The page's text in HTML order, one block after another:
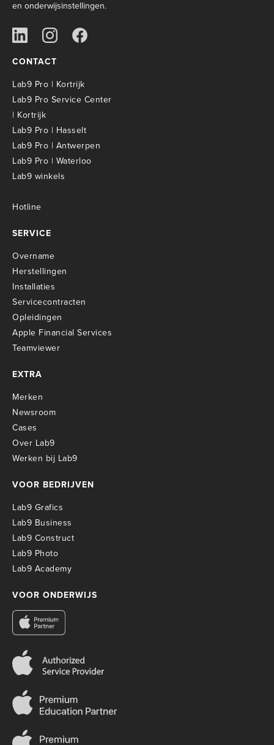
en onderwijsinstellingen.
CONTACT
Lab9 Pro | Kortrijk
Lab9 Pro Service Center
| Kortrijk
Lab9 Pro | Hasselt
Lab9 Pro | Antwerpen
Lab9 Pro | Waterloo
Lab9 winkels
Hotline
SERVICE
Overname
Herstellingen
Installaties
Servicecontracten
Opleidingen
Apple Financial Services
Teamviewer
EXTRA
Merken
Newsroom
Cases
Over Lab9
Werken bij Lab9
VOOR BEDRIJVEN
Lab9 Grafics
Lab9 Business
Lab9 Construct
Lab9 Photo
Lab9 Academy
VOOR ONDERWIJS